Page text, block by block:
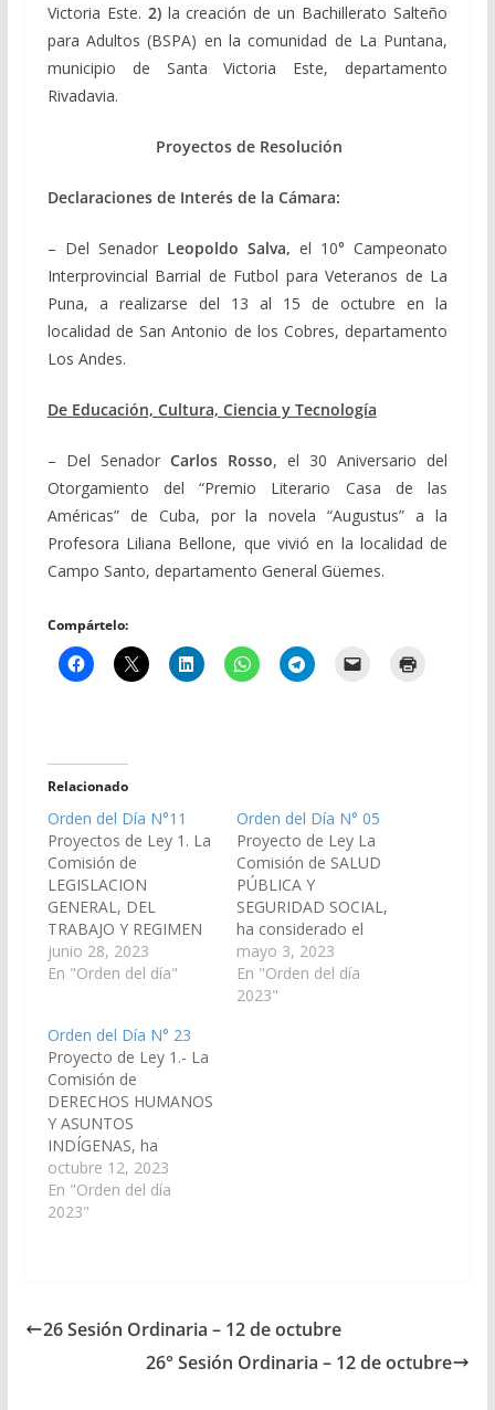
Victoria Este. 2)la creación de un Bachillerato Salteño
para Adultos (BSPA) en la comunidad de La Puntana,
municipio de Santa Victoria Este, departamento
Rivadavia.
Proyectos de Resolución
Declaraciones de Interés de la Cámara:
– Del Senador Leopoldo Salva, el 10° Campeonato
Interprovincial Barrial de Futbol para Veteranos de La
Puna, a realizarse del 13 al 15 de octubre en la
localidad de San Antonio de los Cobres, departamento
Los Andes.
De Educación, Cultura, Ciencia y Tecnología
– Del Senador Carlos Rosso, el 30 Aniversario del
Otorgamiento del “Premio Literario Casa de las
Américas” de Cuba, por la novela “Augustus” a la
Profesora Liliana Bellone, que vivió en la localidad de
Campo Santo, departamento General Güemes.
Compártelo:
Relacionado
Orden del Día N°11
Proyectos de Ley 1. La
Comisión de
LEGISLACION
GENERAL, DEL
TRABAJO Y REGIMEN
PREVISIONAL, ha
considerado el
modifican los artículos
309 y 316 e incorporan
los artículos 309 bis,
309 ter, 309 quater,
309 quinquies, 309
sexies, y 72 bis al…
junio 28, 2023
En "Orden del día"
Orden del Día N° 05
Proyecto de Ley La
Comisión de SALUD
PÚBLICA Y
SEGURIDAD SOCIAL,
ha considerado el
proyecto de Ley en
Revisión por el cual se
establece la
mayo 3, 2023
En "Orden del día
2023"
Orden del Día N° 23
Proyecto de Ley 1.- La
Comisión de
DERECHOS HUMANOS
Y ASUNTOS
INDÍGENAS, ha
considerado el
Proyecto de Ley en
Revisión y del señor
27.709, de creación del
Capacitación sobre
octubre 12, 2023
En "Orden del día
2023"
26 Sesión Ordinaria – 12 de octubre
26° Sesión Ordinaria – 12 de octubre